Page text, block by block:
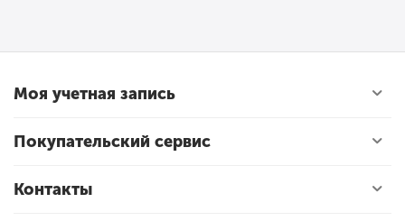
Моя учетная запись
Покупательский сервис
Контакты